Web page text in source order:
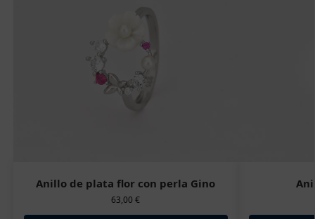
Anillo de plata flor con perla Gino
63,00€